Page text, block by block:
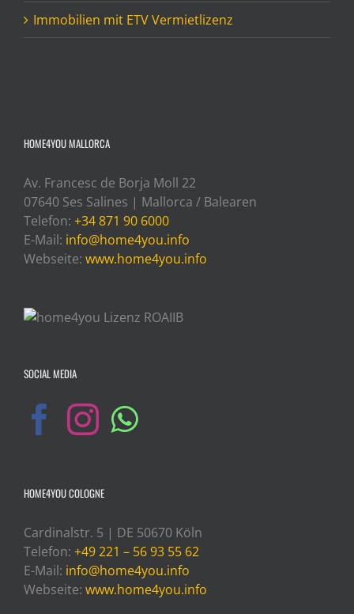
Immobilien mit ETV Vermietlizenz
HOME4YOU MALLORCA
Av. Francesc de Borja Moll 22
07640 Ses Salines | Mallorca / Balearen
Telefon: +34 871 90 6000
E-Mail: info@home4you.info
Webseite: www.home4you.info
SOCIAL MEDIA
HOME4YOU COLOGNE
Cardinalstr. 5 | DE 50670 Köln
Telefon: +49 221 – 56 93 55 62
E-Mail: info@home4you.info
Webseite: www.home4you.info